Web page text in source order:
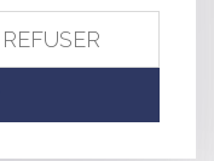
202 203 204 ...
REFUSER